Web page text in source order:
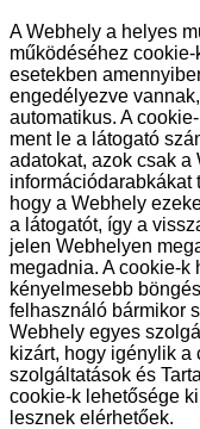
A Webhely a helyes
működéséhez
esetekben
engedélyezve
automatikus. A
ment le a látogató
adatokat, azok csak
információdarabkákat
hogy a Webhely
a látogatót, így a
jelen Webhelyen
megadnia. A cookie-
kényelmesebb
felhasználó bármikor
Webhely egyes
kizárt, hogy igénylik a
szolgáltatások és
cookie-k lehetősége
lesznek elérhetőek.